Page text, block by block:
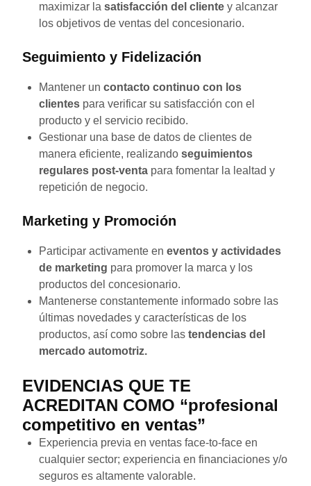
maximizar la satisfacción del cliente y alcanzar
los objetivos de ventas del concesionario.
Seguimiento y Fidelización
Mantener un contacto continuo con los
clientes para verificar su satisfacción con el
producto y el servicio recibido.
Gestionar una base de datos de clientes de
manera eficiente, realizando seguimientos
regulares post-venta para fomentar la lealtad y
repetición de negocio.
Marketing y Promoción
Participar activamente en eventos y actividades
de marketing para promover la marca y los
productos del concesionario.
Mantenerse constantemente informado sobre las
últimas novedades y características de los
productos, así como sobre las tendencias del
mercado automotriz.
EVIDENCIAS QUE TE
ACREDITAN COMO “profesional
competitivo en ventas”
Experiencia previa en ventas face-to-face en
cualquier sector; experiencia en financiaciones y/o
seguros es altamente valorable.